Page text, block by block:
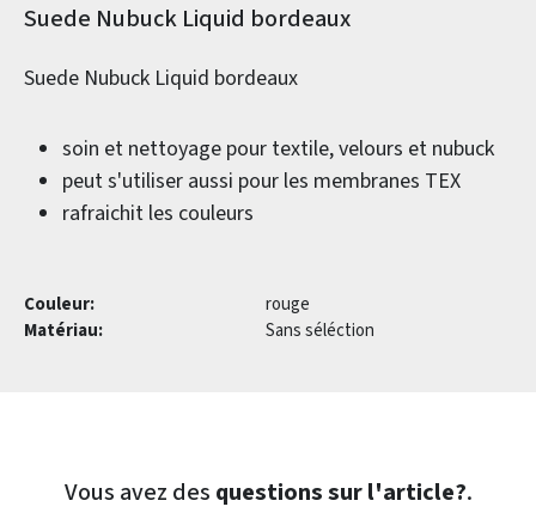
Informations sur le produit
Suede Nubuck Liquid bordeaux
Suede Nubuck Liquid bordeaux
soin et nettoyage pour textile, velours et nubuck
peut s'utiliser aussi pour les membranes TEX
rafraichit les couleurs
Couleur:
rouge
Matériau:
Sans séléction
Vous avez des questions sur l'article?.